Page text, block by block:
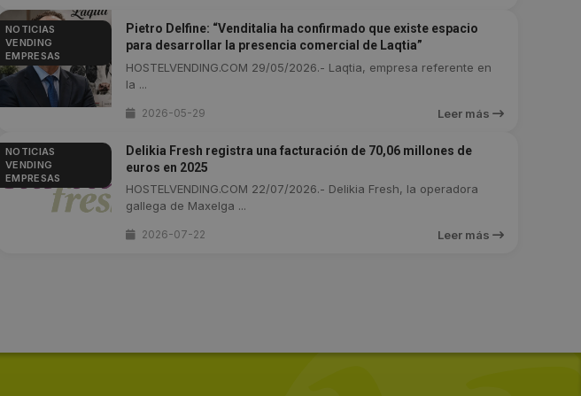
NOTICIAS
VENDING
EMPRESAS
Pietro Delfine: “Venditalia ha confirmado que existe espacio
para desarrollar la presencia comercial de Laqtia”
HOSTELVENDING.COM 29/05/2026.- Laqtia, empresa referente en
la ...
2026-05-29 Leer más
NOTICIAS
VENDING
EMPRESAS
Delikia Fresh registra una facturación de 70,06 millones de
euros en 2025
HOSTELVENDING.COM 22/07/2026.- Delikia Fresh, la operadora
gallega de Maxelga ...
2026-07-22 Leer más